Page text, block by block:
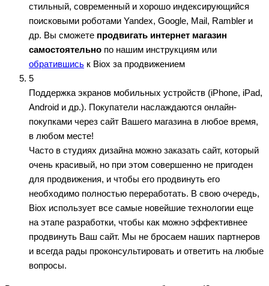
стильный, современный и хорошо индексирующийся
поисковыми роботами Yandex, Google, Mail, Rambler и
др. Вы сможете продвигать интернет магазин
самостоятельно по нашим инструкциям или
обратившись к Biox за продвижением
5
Поддержка экранов мобильных устройств (iPhone, iPad,
Android и др.). Покупатели наслаждаются онлайн-
покупками через сайт Вашего магазина в любое время,
в любом месте!
Часто в студиях дизайна можно заказать сайт, который
очень красивый, но при этом совершенно не пригоден
для продвижения, и чтобы его продвинуть его
необходимо полностью переработать. В свою очередь,
Biox использует все самые новейшие технологии еще
на этапе разработки, чтобы как можно эффективнее
продвинуть Ваш сайт. Мы не бросаем наших партнеров
и всегда рады проконсультировать и ответить на любые
вопросы.